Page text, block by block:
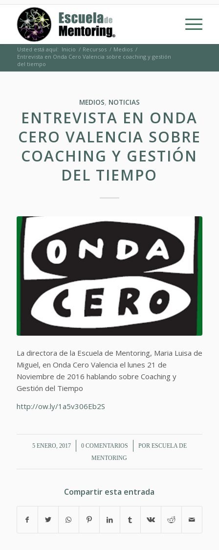
Usted está aquí: Inicio / Recursos / Medios /
Entrevista en Onda Cero Valencia sobre coaching y gestión
del tiempo
MEDIOS, NOTICIAS
ENTREVISTA EN ONDA
CERO VALENCIA SOBRE
COACHING Y GESTIÓN
DEL TIEMPO
La directora de la Escuela de Mentoring, Maria Luisa de
Miguel, en Onda Cero Valencia el lunes 21 de
Noviembre de 2016 hablando sobre Coaching y
Gestión del Tiempo
http://ow.ly/1a5v306Eb2S
5 ENERO, 2017
/ 0 COMENTARIOS
/ POR ESCUELA DE
MENTORING
Compartir esta entrada